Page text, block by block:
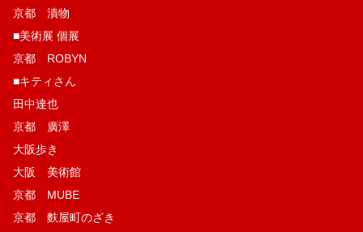
京都 漬物
■美術展 個展
京都 ROBYN
■キティさん
田中達也
京都 廣澤
大阪歩き
大阪 美術館
京都 MUBE
京都 麩屋町のざき